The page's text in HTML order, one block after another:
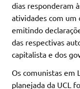
dias responderam
atividades com um
emitindo
das respectivas
capitalista e dos
Os comunistas em
planejada da UCL